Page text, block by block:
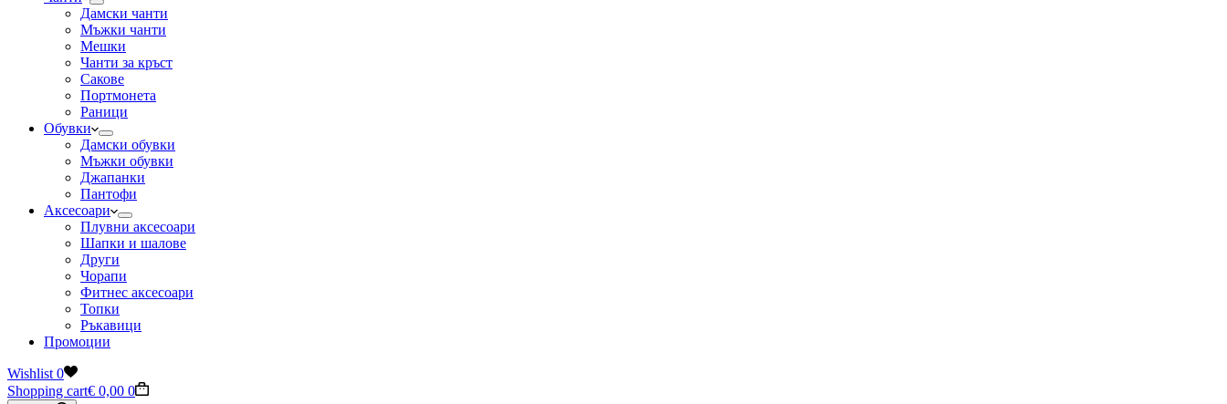
Дамски чанти
Мъжки чанти
Мешки
Чанти за кръст
Сакове
Портмонета
Раници
Обувки
Дамски обувки
Мъжки обувки
Джапанки
Пантофи
Аксесоари
Плувни аксесоари
Шапки и шалове
Други
Чорапи
Фитнес аксесоари
Топки
Ръкавици
Промоции
Wishlist 0
Shopping cart€ 0,00 0